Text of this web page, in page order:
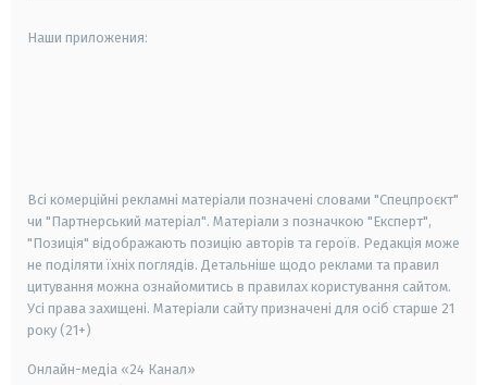
Наши приложения:
Всі комерційні рекламні матеріали позначені словами "Спецпроєкт"
чи "Партнерський матеріал". Матеріали з позначкою "Експерт",
"Позиція" відображають позицію авторів та героїв. Редакція може
не поділяти їхніх поглядів. Детальніше щодо реклами та правил
цитування можна ознайомитись в правилах користування сайтом.
Усі права захищені. Матеріали сайту призначені для осіб старше 21
року (21+)
Онлайн-медіа «24 Канал»